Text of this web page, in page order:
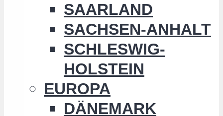
SAARLAND
SACHSEN-ANHALT
SCHLESWIG-
HOLSTEIN
EUROPA
DÄNEMARK